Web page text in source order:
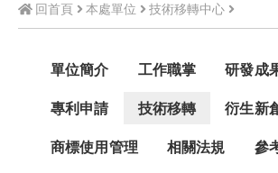
回首頁 本處單位 技術移轉中心
單位簡介 工作職掌 研發成
專利申請 技術移轉 衍生新
商標使用管理 相關法規 參